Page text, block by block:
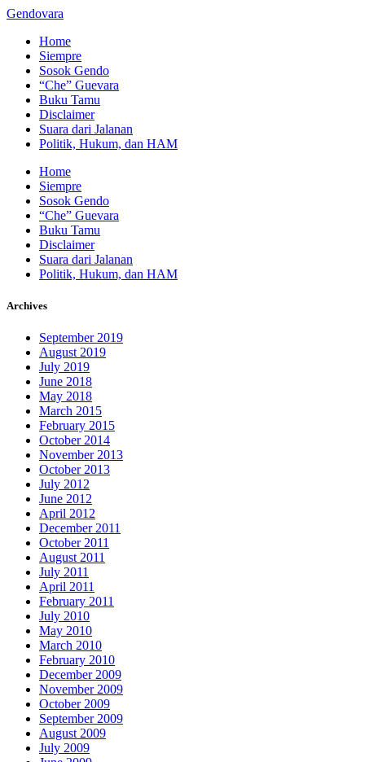
Gendovara
Home
Siempre
Sosok Gendo
“Che” Guevara
Buku Tamu
Disclaimer
Suara dari Jalanan
Politik, Hukum, dan HAM
Home
Siempre
Sosok Gendo
“Che” Guevara
Buku Tamu
Disclaimer
Suara dari Jalanan
Politik, Hukum, dan HAM
Archives
September 2019
August 2019
July 2019
June 2018
May 2018
March 2015
February 2015
October 2014
November 2013
October 2013
July 2012
June 2012
April 2012
December 2011
October 2011
August 2011
July 2011
April 2011
February 2011
July 2010
May 2010
March 2010
February 2010
December 2009
November 2009
October 2009
September 2009
August 2009
July 2009